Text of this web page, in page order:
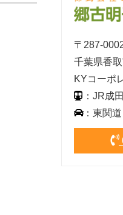
〒287-
千葉県香
KYコーポ
：JR成
：東関